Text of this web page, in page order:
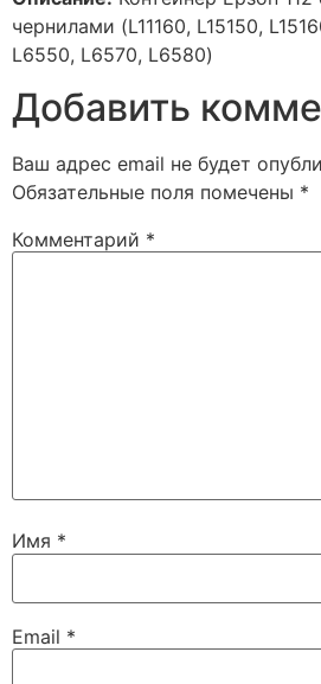
чернилами (L11160, L15150,
L6550, L6570, L6580)
Добавить
Ваш адрес email не будет
Обязательные поля помечены *
Комментарий *
Имя *
Email *